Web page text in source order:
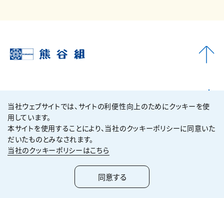
サステナビリティ
技術・ソリューション
当社ウェブサイトでは、サイトの利便性向上のためにクッキーを使
用しています。
本サイトを使用することにより、当社のクッキーポリシーに同意いた
だいたものとみなされます。
当社のクッキーポリシーはこちら
同意する